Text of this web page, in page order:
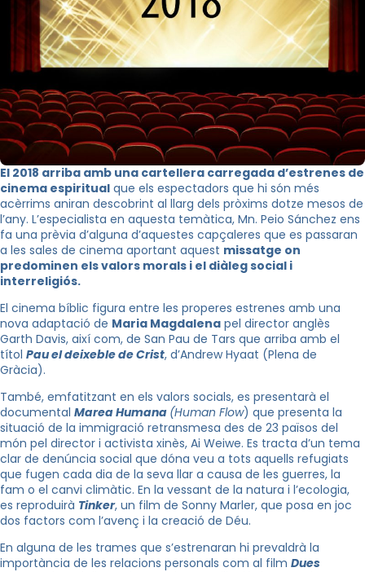
El 2018 arriba amb una cartellera carregada d’estrenes de
cinema espiritual que els espectadors que hi són més
acèrrims aniran descobrint al llarg dels pròxims dotze mesos de
l’any. L’especialista en aquesta temàtica, Mn. Peio Sánchez ens
fa una prèvia d’alguna d’aquestes capçaleres que es passaran
a les sales de cinema aportant aquest missatge on
predominen els valors morals i el diàleg social i
interreligiós.
El cinema bíblic figura entre les properes estrenes amb una
nova adaptació de Maria Magdalena pel director anglès
Garth Davis, així com, de San Pau de Tars que arriba amb el
títol Pau el deixeble de Crist, d’Andrew Hyaat (Plena de
Gràcia).
També, emfatitzant en els valors socials, es presentarà el
documental Marea Humana (Human Flow) que presenta la
situació de la immigració retransmesa des de 23 països del
món pel director i activista xinès, Ai Weiwe. Es tracta d’un tema
clar de denúncia social que dóna veu a tots aquells refugiats
que fugen cada dia de la seva llar a causa de les guerres, la
fam o el canvi climàtic. En la vessant de la natura i l’ecologia,
es reproduirà Tinker, un film de Sonny Marler, que posa en joc
dos factors com l’avenç i la creació de Déu.
En alguna de les trames que s’estrenaran hi prevaldrà la
importància de les relacions personals com al film Dues